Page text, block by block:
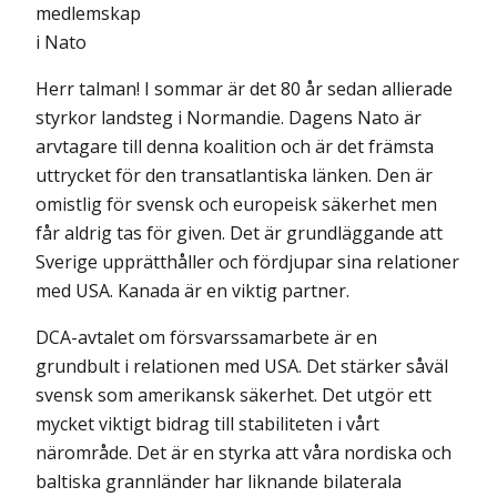
medlemskap
i Nato
Herr talman! I sommar är det 80 år sedan allierade
styrkor landsteg i Normandie. Dagens Nato är
arvtagare till denna koalition och är det främs­ta
uttrycket för den transatlantiska länken. Den är
omistlig för svensk och europeisk säkerhet men
får aldrig tas för given. Det är grundläggande att
Sverige upprätthåller och fördjupar sina relationer
med USA. Kanada är en viktig partner.
DCA-avtalet om försvarssamarbete är en
grundbult i relationen med USA. Det stärker såväl
svensk som amerikansk säkerhet. Det utgör ett
mycket viktigt bidrag till stabiliteten i vårt
närområde. Det är en styrka att våra nordiska och
baltiska grannländer har liknande bilaterala